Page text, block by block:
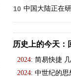
10 中国大陆正在
历史上的今天：
2024: 简易快捷
2024: 中世纪的思